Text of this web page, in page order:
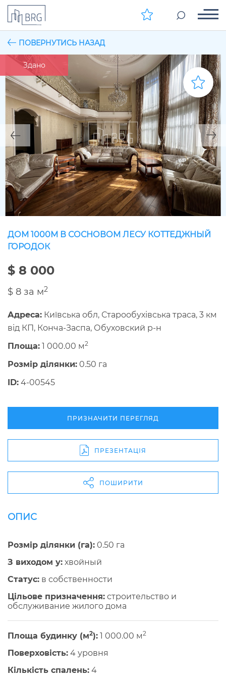
ПОВЕРНУТИСЬ НАЗАД
Здано
ДОМ 1000М В СОСНОВОМ ЛЕСУ КОТТЕДЖНЫЙ
ГОРОДОК
$ 8 000
$ 8 за м2
Адреса: Київська обл, Старообухівська траса, 3 км
від КП, Конча-Заспа, Обуховский р-н
Площа: 1 000.00 м2
Розмір ділянки: 0.50 га
ID: 4-00545
ПРИЗНАЧИТИ ПЕРЕГЛЯД
ПРЕЗЕНТАЦІЯ
ПОШИРИТИ
ОПИС
Розмір ділянки (га): 0.50 га
З виходом у: хвойный
Cтатус: в собственности
Цільове призначення: строительство и
обслуживание жилого дома
Площа будинку (м2): 1 000.00 м2
Поверховість: 4 уровня
Кількість спалень: 4